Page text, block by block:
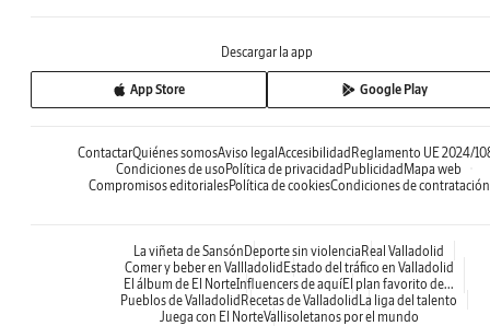
Descargar la app
App Store Google Play
ContactarQuiénes somosAviso legalAccesibilidadReglamento UE 2024/
Condiciones de usoPolítica de privacidadPublicidadMapa web
Compromisos editorialesPolítica de cookiesCondiciones de contratación
La viñeta de SansónDeporte sin violenciaReal Valladolid
Comer y beber en VallladolidEstado del tráfico en Valladolid
El álbum de El NorteInfluencers de aquíEl plan favorito de...
Pueblos de ValladolidRecetas de ValladolidLa liga del talento
Juega con El NorteVallisoletanos por el mundo